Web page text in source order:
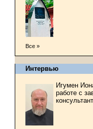
Все »
Интервью
Игумен
работе с